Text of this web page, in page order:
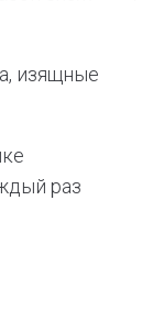
изящные
раз